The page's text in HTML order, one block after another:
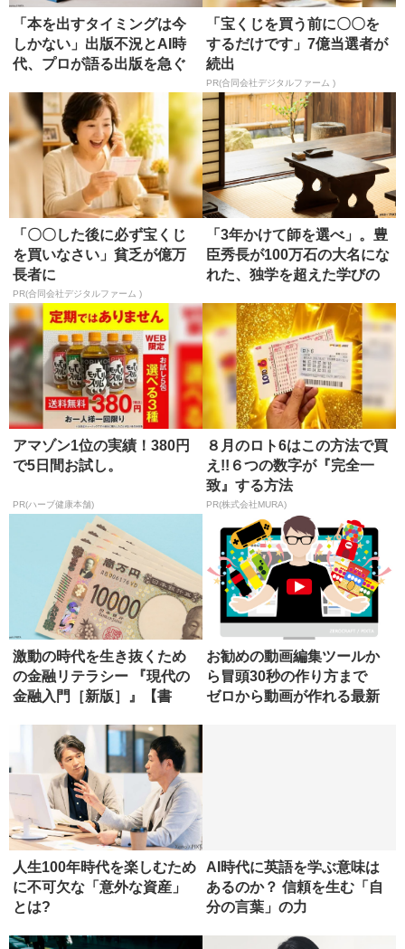
「本を出すタイミングは今
しかない」出版不況とAI時
代、プロが語る出版を急ぐ
「宝くじを買う前に〇〇を
するだけです」7億当選者が
続出
PR(合同会社デジタルファーム )
「〇〇した後に必ず宝くじ
を買いなさい」貧乏が億万
長者に
PR(合同会社デジタルファーム )
「3年かけて師を選べ」。豊
臣秀長が100万石の大名にな
れた、独学を超えた学びの
アマゾン1位の実績！380円
で5日間お試し。
PR(ハーブ健康本舗)
８月のロト6はこの方法で買
え!!６つの数字が『完全一
致』する方法
PR(株式会社MURA)
激動の時代を生き抜くため
の金融リテラシー 『現代の
金融入門［新版］』【書
お勧めの動画編集ツールか
ら冒頭30秒の作り方まで
ゼロから動画が作れる最新
人生100年時代を楽しむため
に不可欠な「意外な資産」
とは?
AI時代に英語を学ぶ意味は
あるのか？ 信頼を生む「自
分の言葉」の力